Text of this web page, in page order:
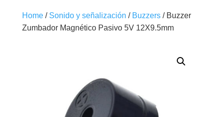
Home/ Sonido y señalización / Buzzers/ Buzzer
Zumbador Magnético Pasivo 5V 12X9.5mm